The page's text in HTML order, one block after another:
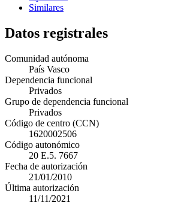
Similares
Datos registrales
Comunidad autónoma
País Vasco
Dependencia funcional
Privados
Grupo de dependencia funcional
Privados
Código de centro (CCN)
1620002506
Código autonómico
20 E.5. 7667
Fecha de autorización
21/01/2010
Última autorización
11/11/2021